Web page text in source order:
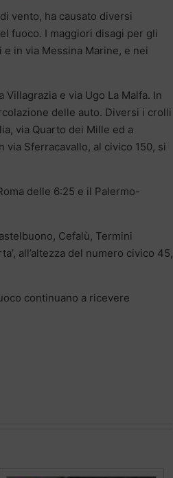
vento, ha causato diversi
fuoco. I maggiori disagi per gli
in via Messina Marine, e nei
e via Ugo La Malfa. In
delle auto. Diversi i crolli
via Quarto dei Mille ed a
Sferracavallo, al civico 150, si
delle 6:25 e il Palermo-
Cefalù, Termini
all’altezza del numero civico 45,
continuano a ricevere